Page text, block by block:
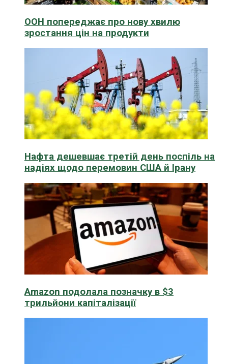
ООН попереджає про нову хвилю
зростання цін на продукти
Нафта дешевшає третій день поспіль на
надіях щодо перемовин США й Ірану
Amazon подолала позначку в $3
трильйони капіталізації